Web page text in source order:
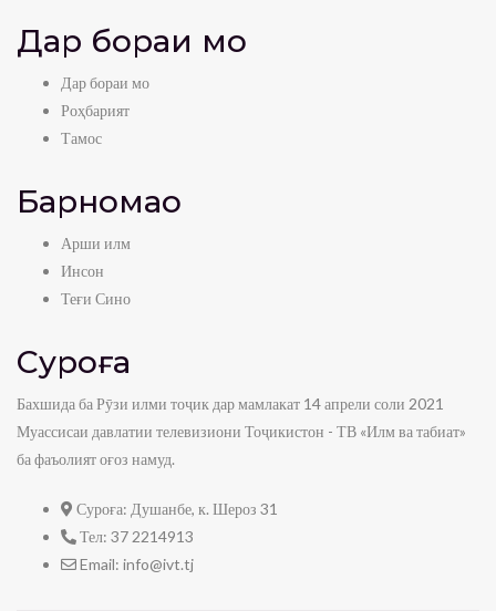
Дар бораи мо
Дар бораи мо
Роҳбарият
Тамос
Барномаҳо
Арши илм
Инсон
Теғи Сино
Суроға
Бахшида ба Рӯзи илми тоҷик дар мамлакат 14 апрели соли 2021
Муассисаи давлатии телевизиони Тоҷикистон - ТВ «Илм ва табиат»
ба фаъолият оғоз намуд.
Суроға: Душанбе, к. Шероз 31
Тел: 37 2214913
Email: info@ivt.tj